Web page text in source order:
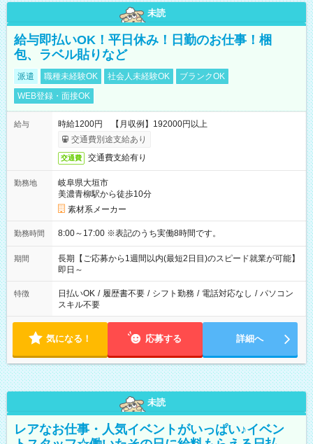
未読
給与即払いOK！平日休み！日勤のお仕事！梱
包、ラベル貼りなど
派遣 職種未経験OK 社会人未経験OK
ブランクOK
WEB登録・面接OK
給与
時給1200円 【月収例】192000円以上
交通費別途支給あり
交通費 交通費支給有り
勤務地
岐阜県大垣市
美濃青柳駅から徒歩10分
素材系メーカー
勤務時間 8:00～17:00 ※表記のうち実働8時間です。
期間
長期【ご応募から1週間以内(最短2日目)のスピード就業が可能】
即日～
特徴 日払いOK / 履歴書不要 / シフト勤務 / 電話対応なし / パソコン
スキル不要
気になる！ 応募する 詳細へ
未読
レアなお仕事・人気イベントがいっぱい♪イベン